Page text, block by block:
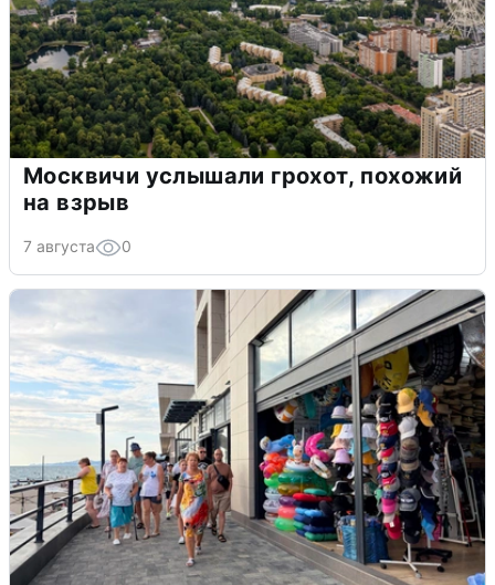
Москвичи услышали грохот, похожий
на взрыв
7 августа 0